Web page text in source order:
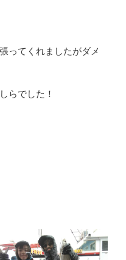
ってくれましたがダメ
らでした！